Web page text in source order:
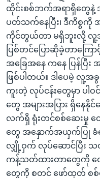
ထိုင်းစစ်ဘက်အရာရှိတွေနဲ့
ပတ်သက်နေပြီး၊ ဒီကိစ္စ
ကိုင်တွယ်တာ မရှိဘူးလို့ လူ့
ပြစ်တင်ပြောဆိုခဲ့တာကြေ
အခြေအနေ ကနေ ပြန်ပ
ဖြစ်ပါတယ်။ ဒါပေမဲ့ လူ့
ကူးတဲ့ လုပ်ငန်းတွေမှာ ပါ
တွေ အများအပြား ရှိနေ
လက်ရှိ ရုံးတင်စစ်ဆေး
တွေ အနှောက်အယှက်ပြု ခံရ
လျှို့ဝှက် လုပ်ဆောင်ပြီး
ကန့်သတ်ထားတာတွေကို ထ
တွေကို စတင် ဖော်ထုတ် စစ်